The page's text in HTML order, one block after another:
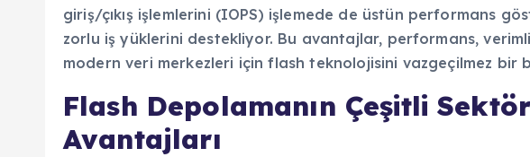
giriş/çıkış işlemlerini (IOPS) işlemede de üstün performans
zorlu iş yüklerini destekliyor. Bu avantajlar, performans,
modern veri merkezleri için flash teknolojisini vazgeçilmez bir
Flash Depolamanın Çeşitli
Avantajları